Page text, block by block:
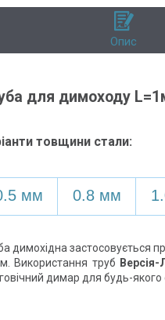
Опис
для димоходу
товщини стали:
мм 0.8 мм
димохідна застосовується
Використання труб
димар для будь-